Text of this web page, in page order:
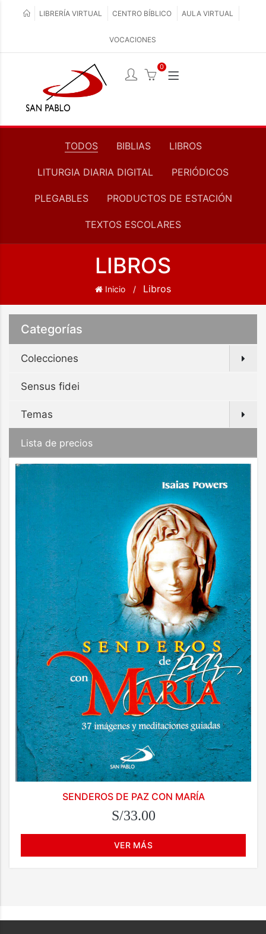
LIBRERÍA VIRTUAL CENTRO BÍBLICO AULA VIRTUAL
VOCACIONES
0
TODOS BIBLIAS LIBROS
LITURGIA DIARIA DIGITAL PERIÓDICOS
PLEGABLES PRODUCTOS DE ESTACIÓN
TEXTOS ESCOLARES
LIBROS
Inicio Libros
Categorías
Colecciones
Sensus fidei
Temas
Lista de precios
SENDEROS DE PAZ CON MARÍA
S/33.00
VER MÁS